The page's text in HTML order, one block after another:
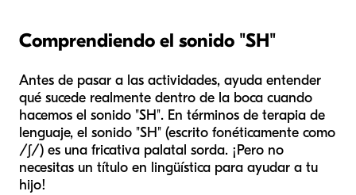
Comprendiendo el sonido "SH"
Antes de pasar a las actividades, ayuda entender
qué sucede realmente dentro de la boca cuando
hacemos el sonido "SH". En términos de terapia de
lenguaje, el sonido "SH" (escrito fonéticamente como
/ʃ/) es una fricativa palatal sorda. ¡Pero no
necesitas un título en lingüística para ayudar a tu
hijo!